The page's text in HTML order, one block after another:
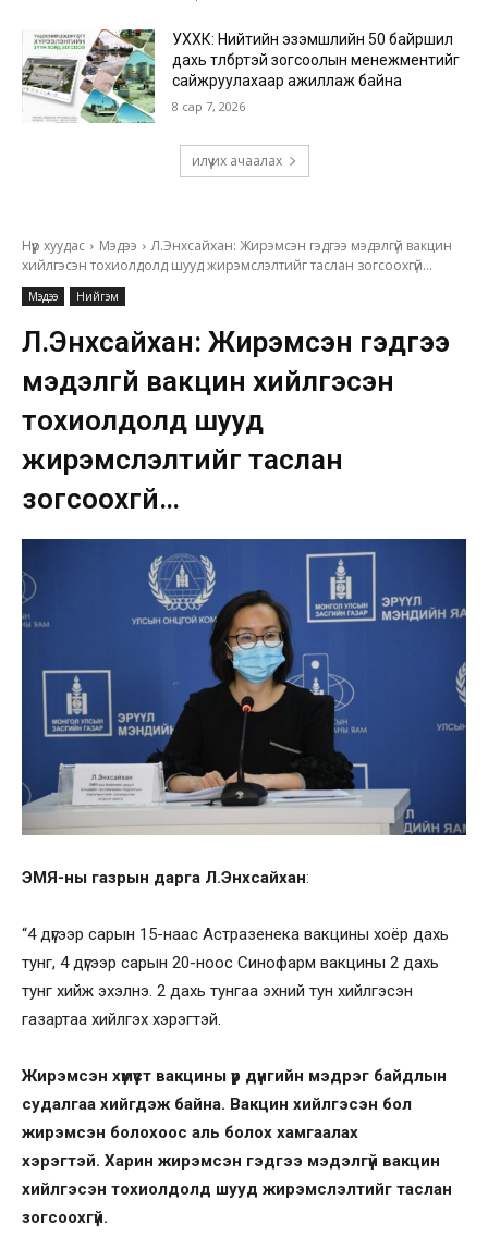
УХХК: Нийтийн эзэмшлийн 50 байршил
дахь төлбөртэй зогсоолын менежментийг
сайжруулахаар ажиллаж байна
8 сар 7, 2026
илүү их ачаалах